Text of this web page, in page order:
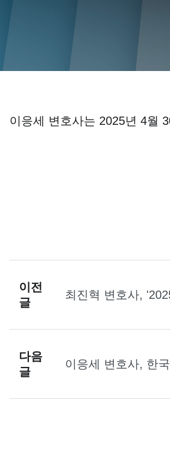
이응세 변호사는 2025년 4월
이전
글
최진혁 변호사,
다음
글
이응세 변호사, 한